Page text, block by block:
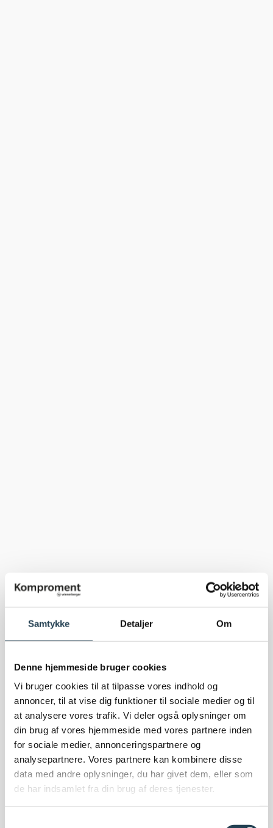
Samtykke Detaljer Om
Denne hjemmeside bruger cookies
Vi bruger cookies til at tilpasse vores indhold og
annoncer, til at vise dig funktioner til sociale medier og til
at analysere vores trafik. Vi deler også oplysninger om
din brug af vores hjemmeside med vores partnere inden
for sociale medier, annonceringspartnere og
analysepartnere. Vores partnere kan kombinere disse
data med andre oplysninger, du har givet dem, eller som
de har indsamlet fra din brug af deres tjenester.